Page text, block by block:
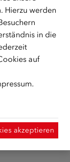
innen als
Hierzu werden
in die
auf
.
akzeptieren